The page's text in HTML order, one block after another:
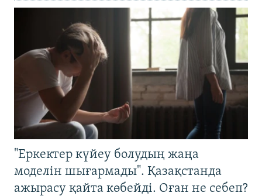
"Еркектер күйеу болудың жаңа
моделін шығармады". Қазақстанда
ажырасу қайта көбейді. Оған не себеп?